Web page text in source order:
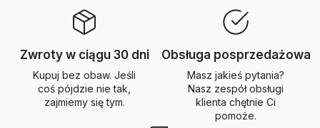
Zwroty w ciągu 30 dni
Kupuj bez obaw. Jeśli
coś pójdzie nie tak,
zajmiemy się tym.
Obsługa posprzedażowa
Masz jakieś pytania?
Nasz zespół obsługi
klienta chętnie Ci
pomoże.